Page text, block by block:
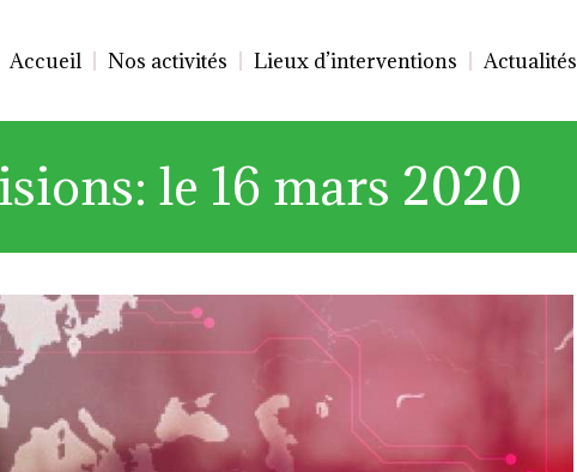
Accueil Nos activités Lieux d’interventions Actualités
le 16 mars 2020